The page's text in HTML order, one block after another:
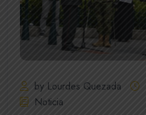
by Lourdes Quezada
Noticia